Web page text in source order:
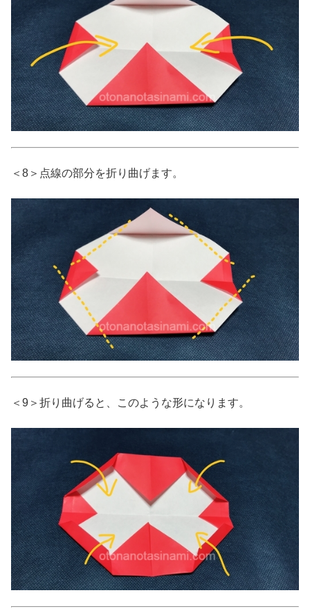
＜8＞点線の部分を折り曲げます。
＜9＞折り曲げると、このような形になります。